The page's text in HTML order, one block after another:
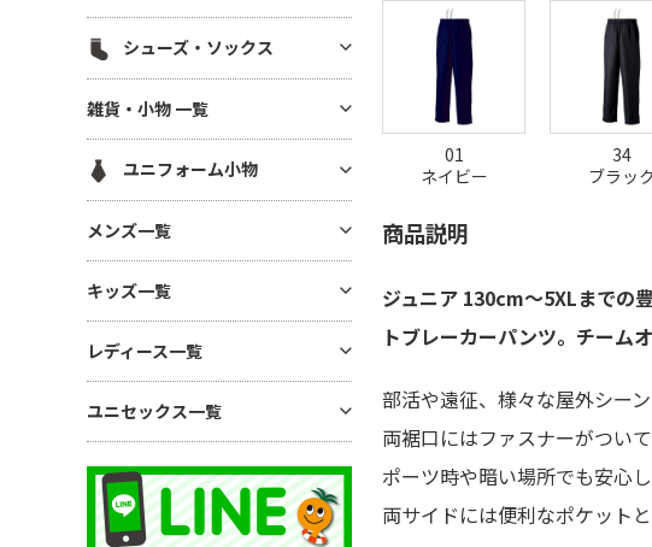
01
ネイビー
34
ブラック
商品説明
ジュニア 130cm～5XLまでの
トブレーカーパンツ。チーム
部活や遠征、様々な屋外シー
両裾口にはファスナーがつい
ポーツ時や暗い場所でも安心
両サイドには便利なポケット
麻(ヘンプ)・ジュートバッグ
ポーチ
ワークパンツ
ドライ素材パンツ
コットン・T/Cパンツ
ナイロンパンツ
ミリタリーパンツ
レギンス・スパッツ
その他ボトムス
コットンキャップ
フラットバイザーキャップ
キャスケット・ハンチング・ベ
レー
ステーショナリー
アルバム・フォトフレーム
キーホルダー
モバイル・PC関連グッズ
デスク雑貨
生活雑貨
インテリア雑貨
時計
暑さ・紫外線対策 / 保冷グッ
ズ・扇風機
あったかグッズ・フリース
傘・レイングッズ
除菌・衛生・ヘルスケアグッズ
防災グッズ
無地タオル
バンダナ(三角巾)・ハンカチ
ハンカチタオル
フェイスタオル
マフラータオル
バスタオル
リストバンド
シューズ・ソックス
シューズ
ソックス
雑貨・小物 一覧
ユニフォーム小物
ネクタイ・コックタイ
三角巾
バンダナ・スカーフ
メンズ一覧
メンズTシャツ
メンズ ドライTシャツ
メンズ ポロシャツ
メンズ トレーナー
メンズ パーカー
メンズ スウェットパンツ
メンズ ボトムス
キッズ一覧
キッズTシャツ
ベビー用アイテム
キッズ ドライTシャツ
キッズ ドライポロシャツ
キッズ トレーナー
レディース一覧
レディース Tシャツ
レディース ドライTシャツ
レディース ポロシャツ
レディース ドライポロシャツ
ユニセックス一覧
ユニセックス ドライTシャツ
ユニセックス トレーナー